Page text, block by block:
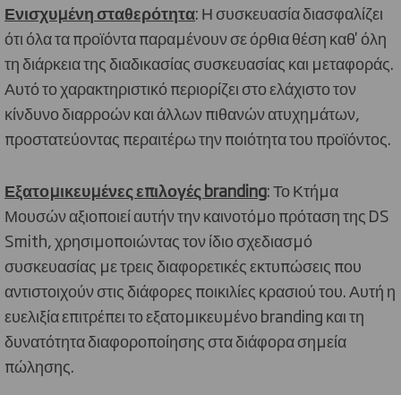
Ενισχυμένη σταθερότητα: Η συσκευασία διασφαλίζει
ότι όλα τα προϊόντα παραμένουν σε όρθια θέση καθ' όλη
τη διάρκεια της διαδικασίας συσκευασίας και μεταφοράς.
Αυτό το χαρακτηριστικό περιορίζει στο ελάχιστο τον
κίνδυνο διαρροών και άλλων πιθανών ατυχημάτων,
προστατεύοντας περαιτέρω την ποιότητα του προϊόντος.
Εξατομικευμένες επιλογές branding: Το Κτήμα
Μουσών αξιοποιεί αυτήν την καινοτόμο πρόταση της DS
Smith, χρησιμοποιώντας τον ίδιο σχεδιασμό
συσκευασίας με τρεις διαφορετικές εκτυπώσεις που
αντιστοιχούν στις διάφορες ποικιλίες κρασιού του. Αυτή η
ευελιξία επιτρέπει το εξατομικευμένο branding και τη
δυνατότητα διαφοροποίησης στα διάφορα σημεία
πώλησης.